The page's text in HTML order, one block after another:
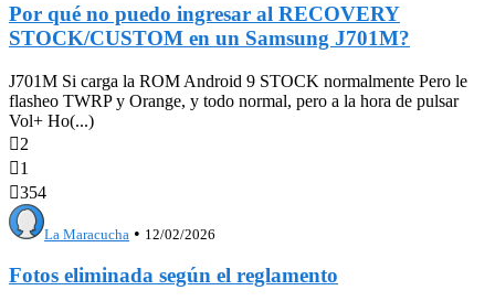
Por qué no puedo ingresar al RECOVERY
STOCK/CUSTOM en un Samsung J701M?
J701M Si carga la ROM Android 9 STOCK normalmente Pero le
flasheo TWRP y Orange, y todo normal, pero a la hora de pulsar
Vol+ Ho(...)
2
1
354
La Maracucha • 12/02/2026
Fotos eliminada según el reglamento